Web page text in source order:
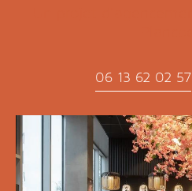
06 13 62 02 57